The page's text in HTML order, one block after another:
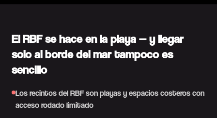
El RBF se hace en la playa — y llegar
solo al borde del mar tampoco es
sencillo
Los recintos del RBF son playas y espacios costeros con
acceso rodado limitado